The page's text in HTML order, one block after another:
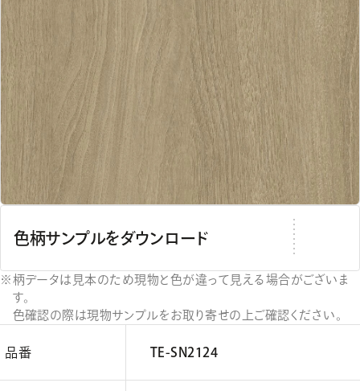
色柄サンプルをダウンロード
柄データは見本のため現物と色が違って見える場合がございま
す。
色確認の際は現物サンプルをお取り寄せの上ご確認ください。
品番 TE-SN2124